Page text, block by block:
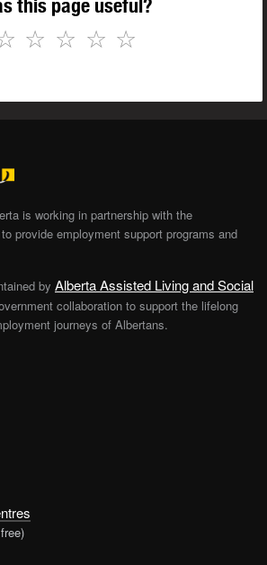
this page useful?
☆
☆
☆
☆
is working in partnership with the
provide employment support programs and
by Alberta Assisted Living and Social
collaboration to support the lifelong
journeys of Albertans.